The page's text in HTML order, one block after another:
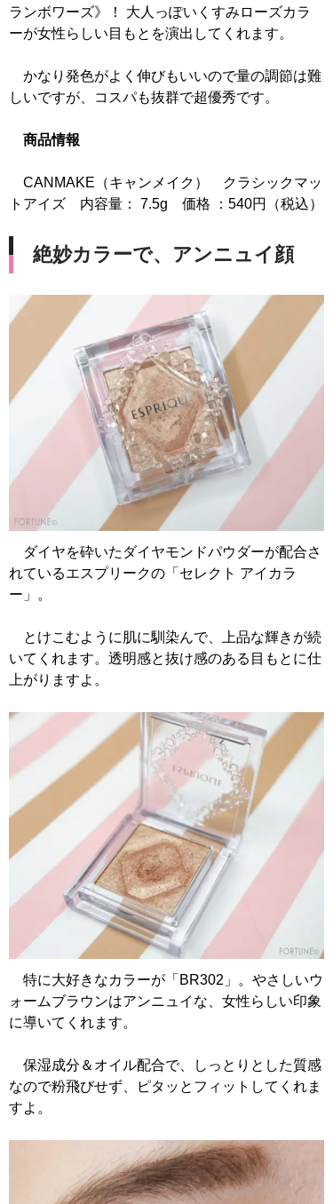
ランボワーズ》！ 大人っぽいくすみローズカラ
ーが女性らしい目もとを演出してくれます。
かなり発色がよく伸びもいいので量の調節は難
しいですが、コスパも抜群で超優秀です。
商品情報
CANMAKE（キャンメイク） クラシックマッ
トアイズ 内容量： 7.5g 価格 ：540円（税込）
絶妙カラーで、アンニュイ顔
ダイヤを砕いたダイヤモンドパウダーが配合さ
れているエスプリークの「セレクト アイカラ
ー」。
とけこむように肌に馴染んで、上品な輝きが続
いてくれます。透明感と抜け感のある目もとに仕
上がりますよ。
特に大好きなカラーが「BR302」。やさしいウ
ォームブラウンはアンニュイな、女性らしい印象
に導いてくれます。
保湿成分＆オイル配合で、しっとりとした質感
なので粉飛びせず、ピタッとフィットしてくれま
すよ。